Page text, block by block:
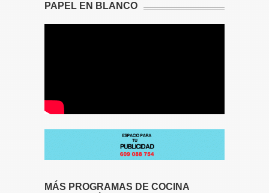
PAPEL EN BLANCO
MÁS PROGRAMAS DE COCINA